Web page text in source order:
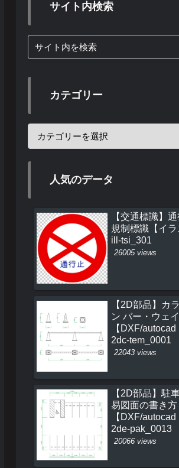
サイト内検索
カテゴリー
人気のデータ
【交通標識】
規制標識【イラ
ill-tsi_301
26005 views
【2D部品】カ
ン バー・ウェ
【DXF/autocad
2dc-tem_0001
22043 views
【2D部品】駐
易図面の書き方
【DXF/autocad
2de-pak_0013
20066 views